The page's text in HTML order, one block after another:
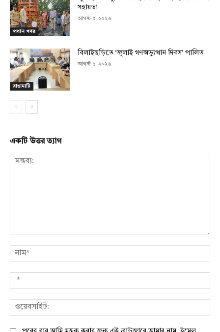
প্রধান খবর
সহায়তা
আগস্ট ৫, ২০২৬
রাঙামাটি
বিলাইছড়িতে ‘জুলাই গণঅভ্যুত্থান দিবস’ পালিত
আগস্ট ৫, ২০২৬
একটি উত্তর ত্যাগ